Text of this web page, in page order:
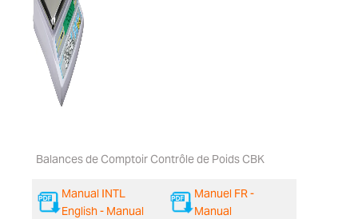
Balances de Comptoir Contrôle de Poids CBK
Manual INTL
English - Manual
Manuel FR -
Manual